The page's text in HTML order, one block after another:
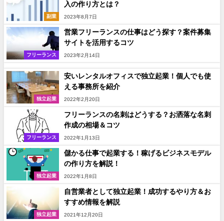
副業
入の作り方とは？
2023年8月7日
フリーランス
営業フリーランスの仕事はどう探す？案件募集
サイトを活用するコツ
2023年2月14日
独立起業
安いレンタルオフィスで独立起業！個人でも使
える事務所を紹介
2022年2月20日
フリーランス
フリーランスの名刺はどうする？お洒落な名刺
作成の相場＆コツ
2022年1月13日
独立起業
儲かる仕事で起業する！稼げるビジネスモデル
の作り方を解説！
2022年1月8日
独立起業
自営業者として独立起業！成功するやり方＆お
すすめ情報を解説
2021年12月20日